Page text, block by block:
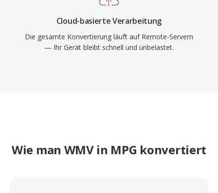
Cloud-basierte Verarbeitung
Die gesamte Konvertierung läuft auf Remote-Servern
— Ihr Gerät bleibt schnell und unbelastet.
Wie man WMV in MPG konvertiert